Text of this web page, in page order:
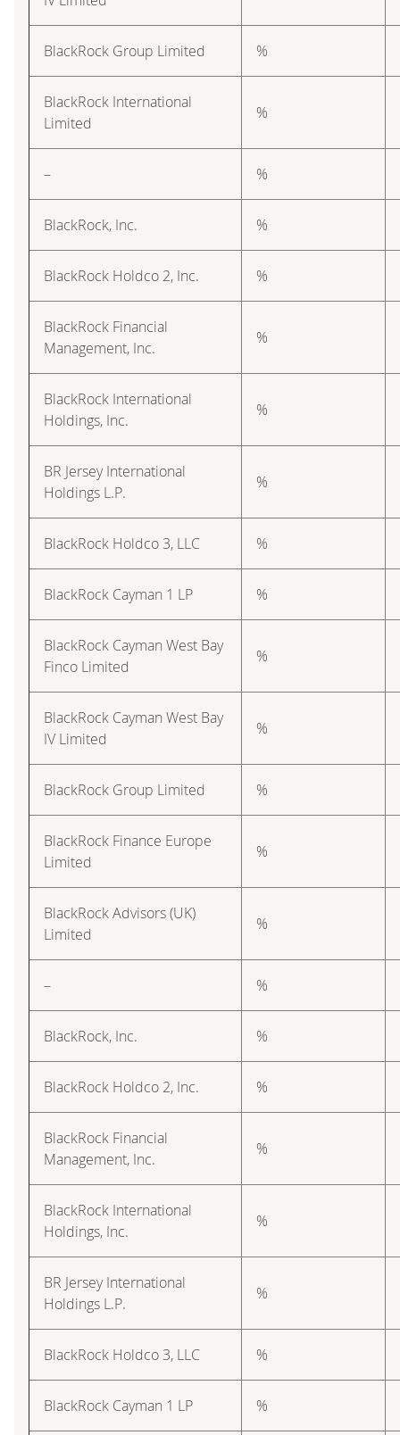
BlackRock Group Limited %
BlackRock International
Limited
%
– %
BlackRock, Inc. %
BlackRock Holdco 2, Inc. %
BlackRock Financial
Management, Inc.
%
BlackRock International
Holdings, Inc.
%
BR Jersey International
Holdings L.P.
%
BlackRock Holdco 3, LLC %
BlackRock Cayman 1 LP %
BlackRock Cayman West Bay
Finco Limited
%
BlackRock Cayman West Bay
IV Limited
%
BlackRock Group Limited %
BlackRock Finance Europe
Limited
%
BlackRock Advisors (UK)
Limited
%
– %
BlackRock, Inc. %
BlackRock Holdco 2, Inc. %
BlackRock Financial
Management, Inc.
%
BlackRock International
Holdings, Inc.
%
BR Jersey International
Holdings L.P.
%
BlackRock Holdco 3, LLC %
BlackRock Cayman 1 LP %